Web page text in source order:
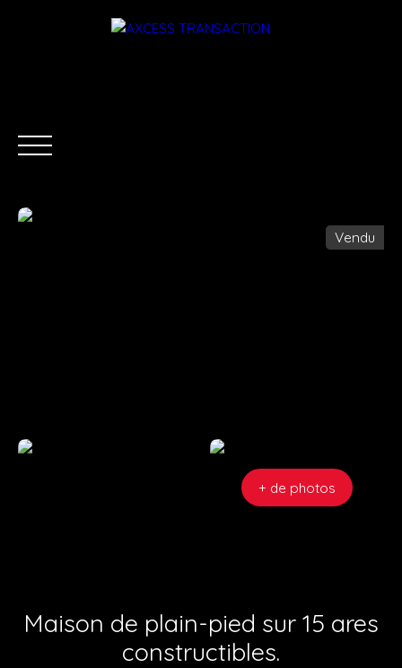
Vendu
+ de photos
Maison de plain-pied sur 15 ares
constructibles.